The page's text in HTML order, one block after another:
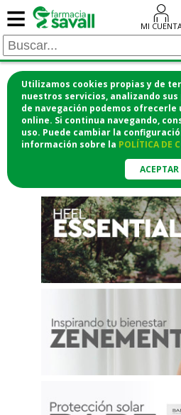
Utilizamos cookies propias y de
nuestros servicios, analizando
de navegación podemos ofrecerle
online. Si continua navegando,
uso. Puede cambiar la
información sobre la POLÍTICA DE
ACEPTAR
≡ MI
¡COMPRA
DESDE CASA Y
FARMACIA!o si lo
a casa